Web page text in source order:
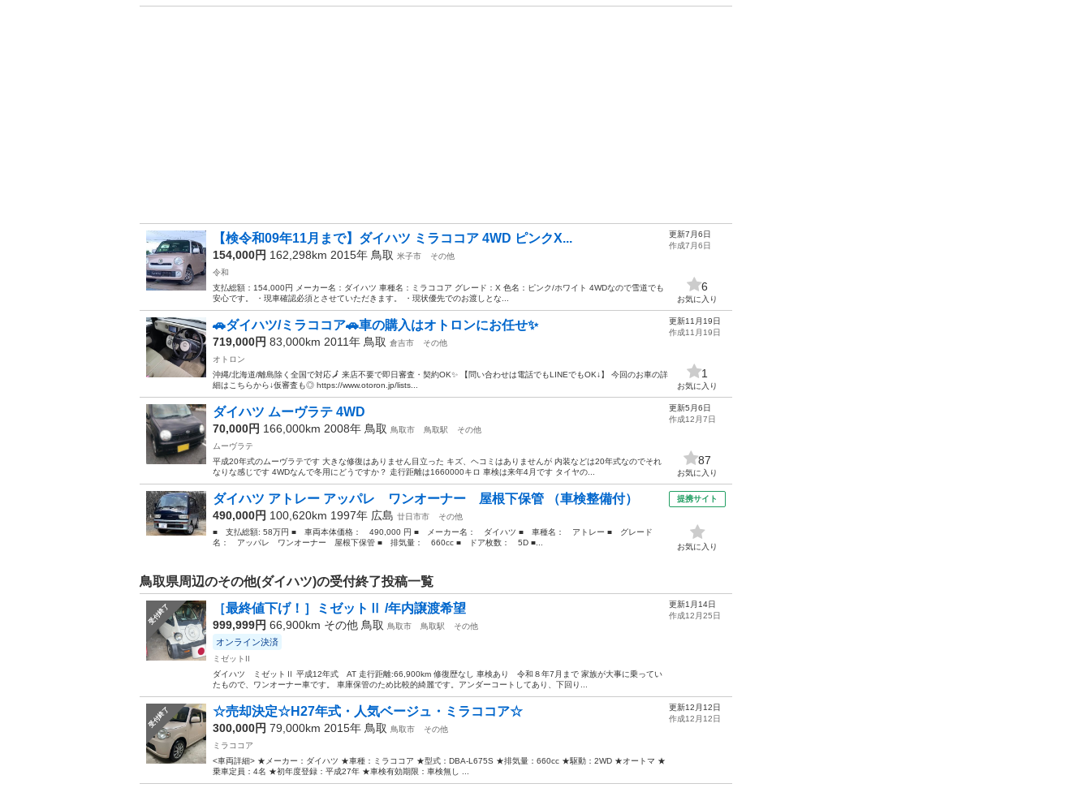
【検令和09年11月まで】ダイハツ ミラココア 4WD ピンクX...
154,000円 162,298km 2015年 鳥取 米子市
その他
令和
支払総額：154,000円 メーカー名：ダイハツ 車種名：ミラココア グレード：X 色名：ピンク/ホワイト 4WDなので雪道でも
安心です。 ・現車確認必須とさせていただきます。 ・現状優先でのお渡しとな...
更新7月6日
作成7月6日
6
お気に入り
🚗ダイハツ/ミラココア🚗車の購入はオトロンにお任せ✨
719,000円 83,000km 2011年 鳥取 倉吉市
その他
オトロン
沖縄/北海道/離島除く全国で対応🗾 来店不要で即日審査・契約OK✨ 【問い合わせは電話でもLINEでもOK↓】 今回のお車の詳
細はこちらから↓仮審査も◎ https://www.otoron.jp/lists...
更新11月19日
作成11月19日
1
お気に入り
ダイハツ ムーヴラテ 4WD
70,000円 166,000km 2008年 鳥取 鳥取市 鳥取駅
その他
ムーヴラテ
平成20年式のムーヴラテです 大きな修復はありません目立った キズ、ヘコミはありませんが 内装などは20年式なのでそれ
なりな感じです 4WDなんで冬用にどうですか？ 走行距離は1660000キロ 車検は来年4月です タイヤの...
更新5月6日
作成12月7日
87
お気に入り
ダイハツ アトレー アッパレ ワンオーナー 屋根下保管 （車検整備付）
490,000円 100,620km 1997年 広島 廿日市市
その他
■ 支払総額: 58万円 ■ 車両本体価格： 490,000 円 ■ メーカー名： ダイハツ ■ 車種名： アトレー ■ グレード
名： アッパレ ワンオーナー 屋根下保管 ■ 排気量： 660cc ■ ドア枚数： 5D ■...
提携サイト
お気に入り
鳥取県周辺のその他(ダイハツ)の受付終了投稿一覧
受付終了 ［最終値下げ！］ミゼットⅡ /年内譲渡希望
999,999円 66,900km その他 鳥取 鳥取市 鳥取駅 その他
オンライン決済
ミゼットII
ダイハツ ミゼットⅡ 平成12年式 AT 走行距離:66,900km 修復歴なし 車検あり 令和８年7月まで 家族が大事に乗ってい
たもので、ワンオーナー車です。 車庫保管のため比較的綺麗です。アンダーコートしてあり、下回り...
更新1月14日
作成12月25日
受付終了 ☆売却決定☆H27年式・人気ベージュ・ミラココア☆
300,000円 79,000km 2015年 鳥取 鳥取市
その他
ミラココア
<車両詳細> ★メーカー：ダイハツ ★車種：ミラココア ★型式：DBA-L675S ★排気量：660cc ★駆動：2WD ★オートマ ★
乗車定員：4名 ★初年度登録：平成27年 ★車検有効期限：車検無し ...
更新12月12日
作成12月12日